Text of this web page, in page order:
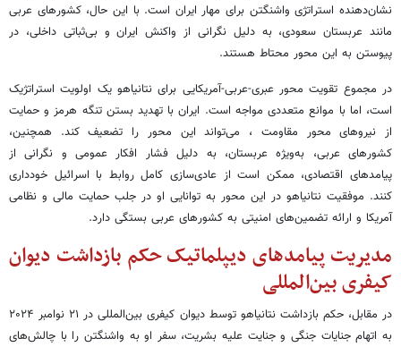
نشان‌دهنده استراتژی واشنگتن برای مهار ایران است. با این حال، کشورهای عربی
مانند عربستان سعودی، به دلیل نگرانی از واکنش ایران و بی‌ثباتی داخلی، در
پیوستن به این محور محتاط هستند.
در مجموع تقویت محور عبری-عربی-آمریکایی برای نتانیاهو یک اولویت استراتژیک
است، اما با موانع متعددی مواجه است. ایران با تهدید بستن تنگه هرمز و حمایت
از نیروهای محور مقاومت ، می‌تواند این محور را تضعیف کند. همچنین،
کشورهای عربی، به‌ویژه عربستان، به دلیل فشار افکار عمومی و نگرانی از
پیامدهای اقتصادی، ممکن است از عادی‌سازی کامل روابط با اسرائیل خودداری
کنند. موفقیت نتانیاهو در این محور به توانایی او در جلب حمایت مالی و نظامی
آمریکا و ارائه تضمین‌های امنیتی به کشورهای عربی بستگی دارد.
مدیریت پیامدهای دیپلماتیک حکم بازداشت دیوان
کیفری بین‌المللی
در مقابل، حکم بازداشت نتانیاهو توسط دیوان کیفری بین‌المللی در ۲۱ نوامبر ۲۰۲۴
به اتهام جنایات جنگی و جنایت علیه بشریت، سفر او به واشنگتن را با چالش‌های